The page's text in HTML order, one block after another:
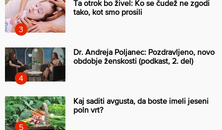
Ta otrok bo živel: Ko se čudež ne zgodi
tako, kot smo prosili
Dr. Andreja Poljanec: Pozdravljeno, novo
obdobje ženskosti (podkast, 2. del)
Kaj saditi avgusta, da boste imeli jeseni
poln vrt?